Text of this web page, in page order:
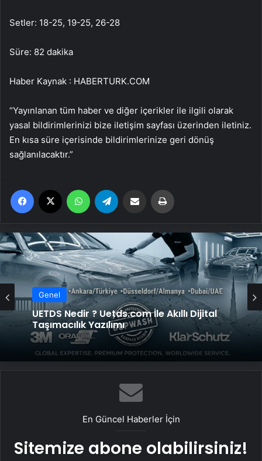
Setler: 18-25, 19-25, 26-28
Süre: 82 dakika
Haber Kaynak : HABERTURK.COM
“Yayınlanan tüm haber ve diğer içerikler ile ilgili olarak
yasal bildirimlerinizi bize iletişim sayfası üzerinden iletiniz.
En kısa süre içerisinde bildirimlerinize geri dönüş
sağlanılacaktır.”
Facebook WhatsApp Email'den paylaş
Genel
UETDS Nedir ? Uetds.com İle Akıllı Dijital
Taşımacılık Yazılımı
En Güncel Haberler İçin
Sitemize abone olabilirsiniz!